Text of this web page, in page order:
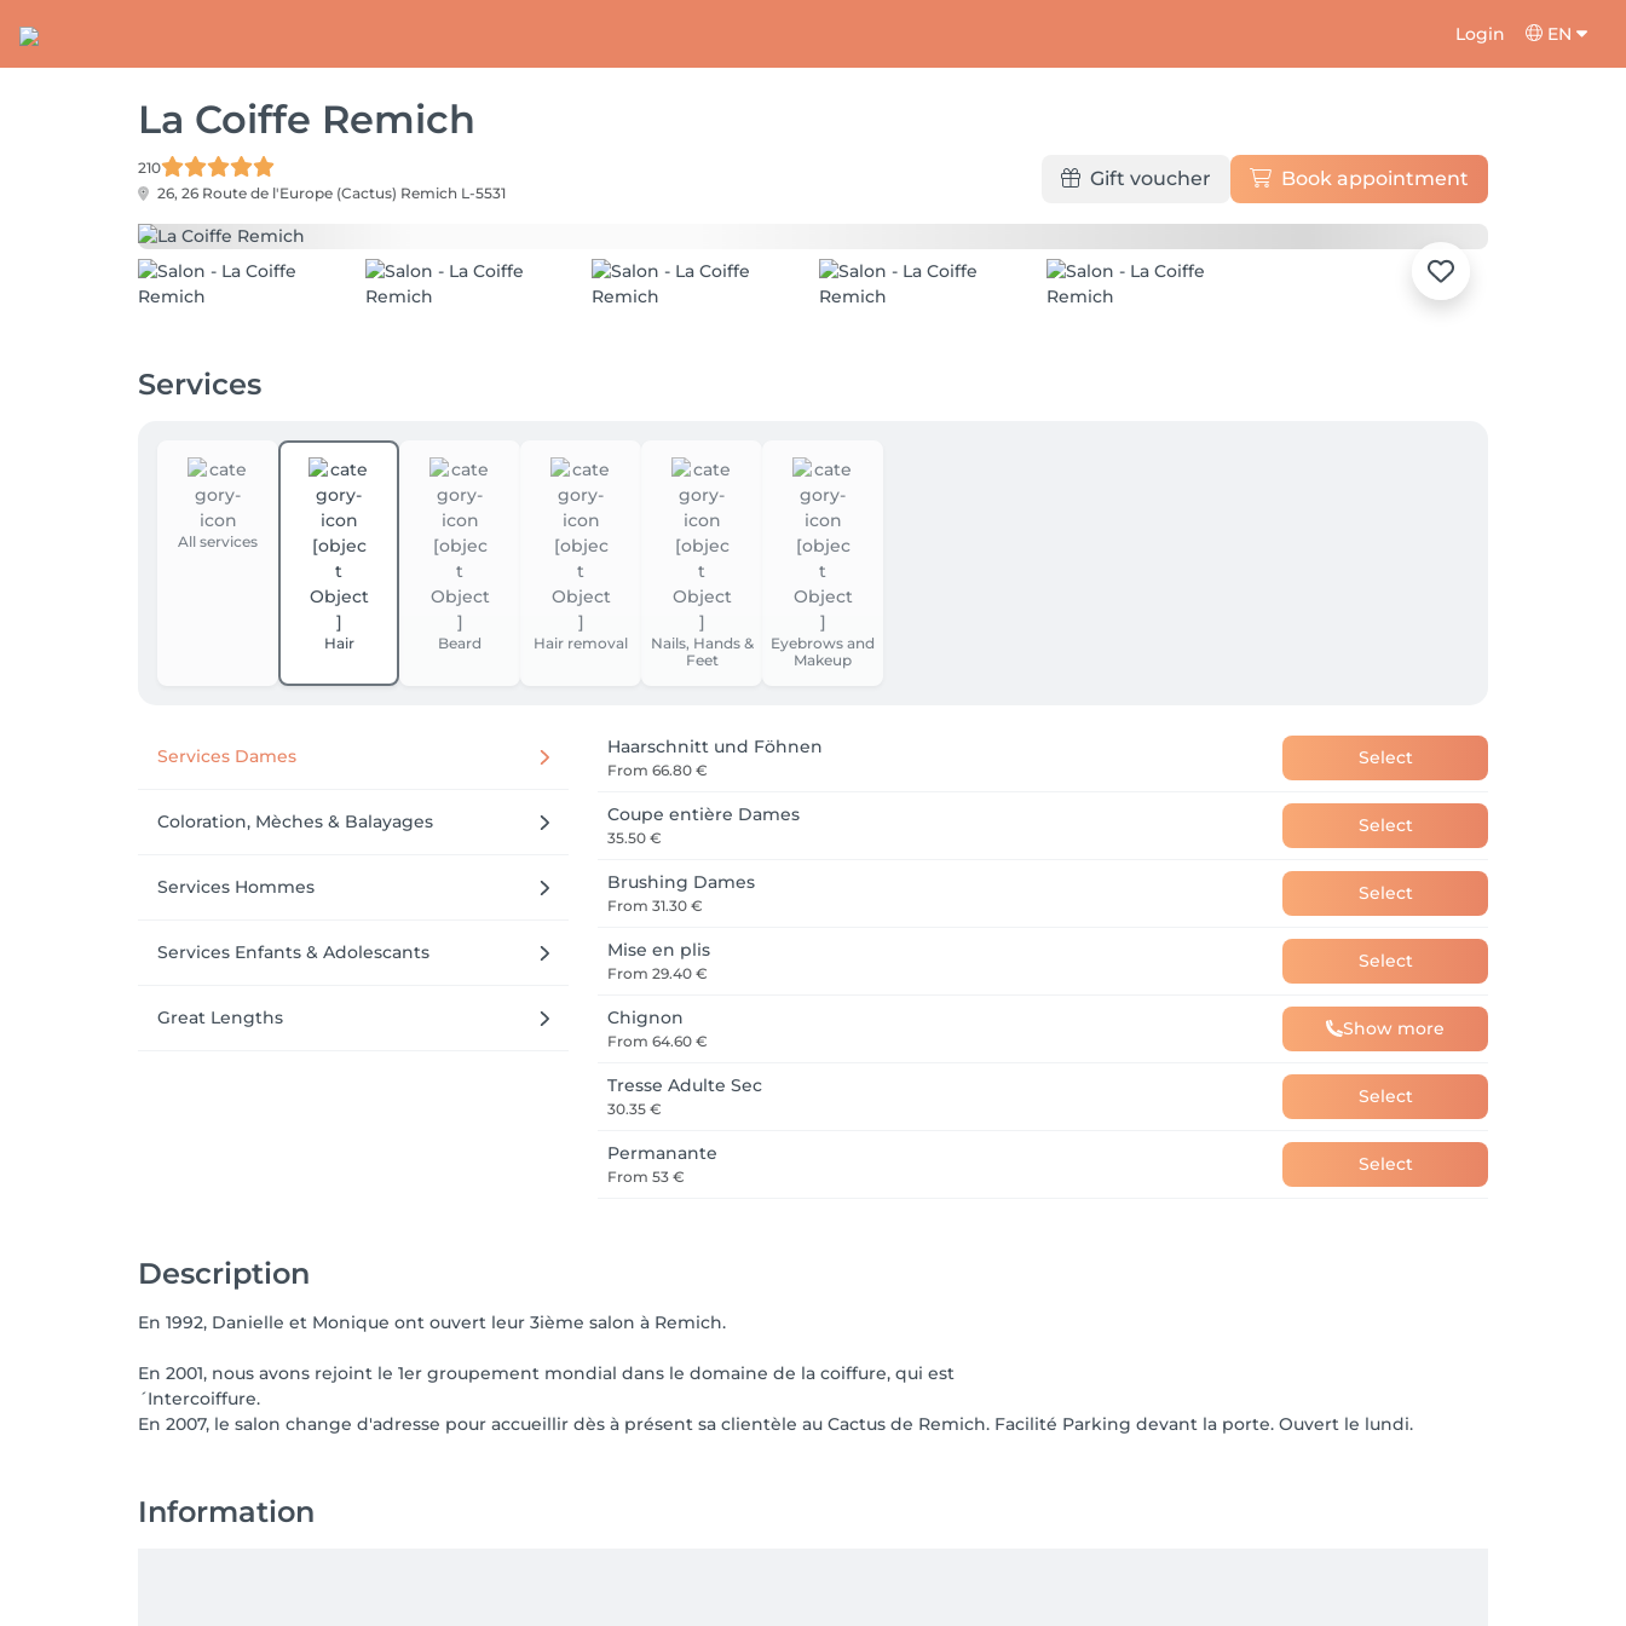
Login EN
La Coiffe Remich
210
26, 26 Route de l'Europe (Cactus) Remich L-5531
Gift voucher Book appointment
Services
All services
Hair Beard Hair removal
Nails, Hands &
Feet
Eyebrows and
Makeup
Services Dames
Coloration, Mèches & Balayages
Services Hommes
Services Enfants & Adolescants
Great Lengths
Haarschnitt und Föhnen
From 66.80 €
Select
Coupe entière Dames
35.50 €
Select
Brushing Dames
From 31.30 €
Select
Mise en plis
From 29.40 €
Select
Chignon
From 64.60 €
Show more
Tresse Adulte Sec
30.35 €
Select
Permanante
From 53 €
Select
Description
En 1992, Danielle et Monique ont ouvert leur 3ième salon à Remich.
En 2001, nous avons rejoint le 1er groupement mondial dans le domaine de la coiffure, qui est
´Intercoiffure.
En 2007, le salon change d'adresse pour accueillir dès à présent sa clientèle au Cactus de Remich. Facilité Parking devant la porte. Ouvert le lundi.
Information